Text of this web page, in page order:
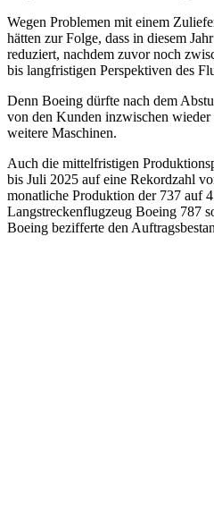
Wegen Problemen mit einem
hätten zur Folge, dass in diesem
reduziert, nachdem zuvor noch
bis langfristigen Perspektiven des
Denn Boeing dürfte nach dem
von den Kunden inzwischen wieder
weitere Maschinen.
Auch die mittelfristigen
bis Juli 2025 auf eine Rekordzahl
monatliche Produktion der 737 auf
Langstreckenflugzeug Boeing 787
Boeing bezifferte den